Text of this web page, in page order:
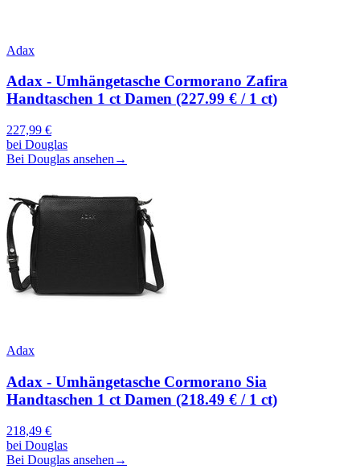
Adax
Adax - Umhängetasche Cormorano Zafira
Handtaschen 1 ct Damen (227.99 € / 1 ct)
227,99 €
bei Douglas
Bei Douglas ansehen →
Adax
Adax - Umhängetasche Cormorano Sia
Handtaschen 1 ct Damen (218.49 € / 1 ct)
218,49 €
bei Douglas
Bei Douglas ansehen →